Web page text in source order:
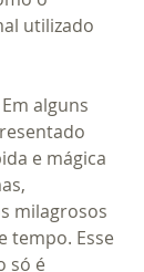
utilizado
Em alguns
e mágica
milagrosos
tempo. Esse
só é